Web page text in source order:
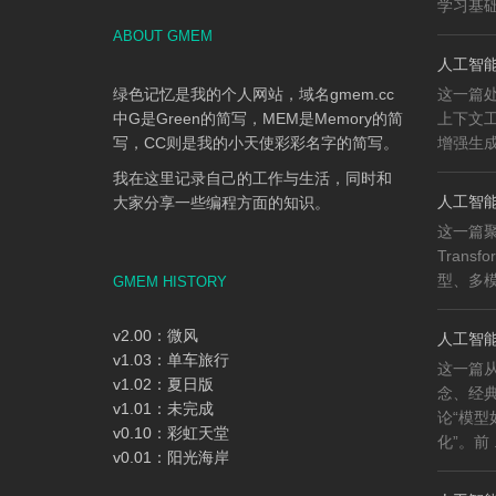
ABOUT GMEM
绿色记忆是我的个人网站，域名gmem.cc
中G是Green的简写，MEM是Memory的简
写，CC则是我的小天使彩彩名字的简写。
我在这里记录自己的工作与生活，同时和
大家分享一些编程方面的知识。
GMEM HISTORY
v2.00：微风
v1.03：单车旅行
v1.02：夏日版
v1.01：未完成
v0.10：彩虹天堂
v0.01：阳光海岸
学习基
人工智
这一篇
上下文
增强生
人工智
这一篇
型、多
人工智
这一篇
念、经
论“模型
化”。前